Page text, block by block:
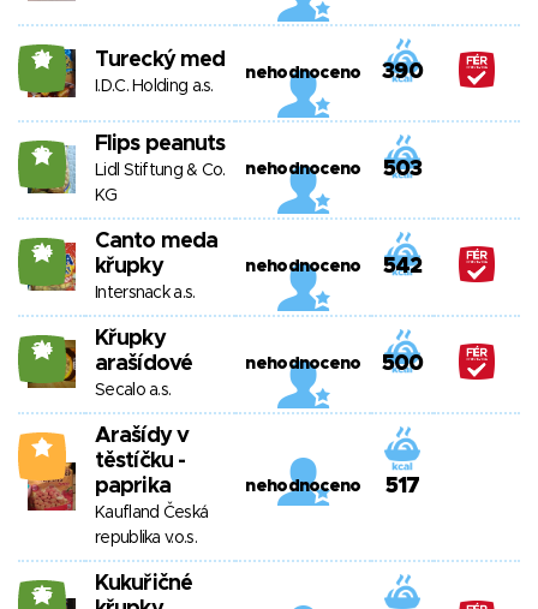
21 Turecký med
I.D.C. Holding a.s.
nehodnoceno 390
18 Flips peanuts
Lidl Stiftung & Co.
KG
nehodnoceno 503
24
Canto meda
křupky
Intersnack a.s.
nehodnoceno 542
24
Křupky
arašídové
Secalo a.s.
nehodnoceno 500
2
Arašídy v
těstíčku -
paprika
Kaufland Česká
republika v.o.s.
nehodnoceno 517
25
Kukuřičné